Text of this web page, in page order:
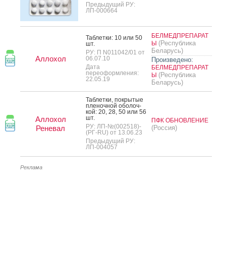
Предыдущий РУ:
ЛП-000664
Аллохол
Таб­летки: 10 или 50
шт.
РУ: П N011042/01 от
06.07.10
Дата
переоформления:
22.05.19
БЕЛМЕДПРЕПАРАТ
Ы (Республика
Беларусь)
Произведено:
БЕЛМЕДПРЕПАРАТ
Ы (Республика
Беларусь)
Аллохол
Реневал
Таб­летки, пок­ры­тые
пле­ноч­ной обо­лоч­
кой: 20, 28, 50 или 56
шт.
РУ: ЛП-№(002518)-
(РГ-RU) от 13.06.23
Предыдущий РУ:
ЛП-004057
ПФК ОБНОВЛЕНИЕ
(Россия)
Реклама